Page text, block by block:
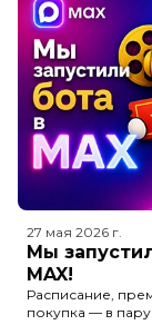
27 мая 2026 г.
Мы
MAX!
Расписание,
покупка — в пару